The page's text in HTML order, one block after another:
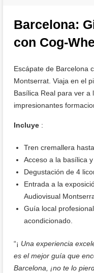
Barcelona:
con Cog-
Escápate de Barcelona
Montserrat. Viaja en el
Basílica Real para ver a
impresionantes
Incluye :
Tren cremallera
Acceso a la basílica
Degustación de 4
Entrada a la
Audiovisual
Guía local
acondicionado.
“¡ Una experiencia
es el mejor guía que
Barcelona, ¡no te lo